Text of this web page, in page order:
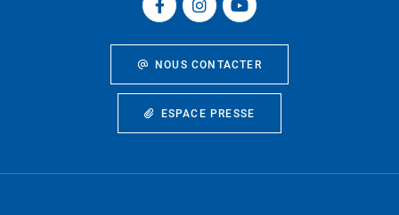
NOUS CONTACTER
ESPACE PRESSE